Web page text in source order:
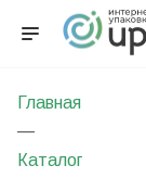
Главная
—
Каталог